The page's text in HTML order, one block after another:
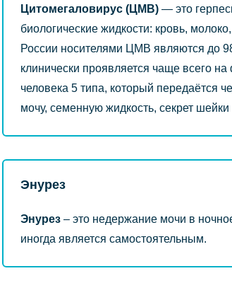
Цитомегаловирус (ЦМВ) — это
биологические жидкости: кровь,
России носителями ЦМВ являются до
клинически проявляется чаще всего
человека 5 типа, который передаётся
мочу, семенную жидкость, секрет шейки
Энурез
Энурез – это недержание мочи в
иногда является самостоятельным.